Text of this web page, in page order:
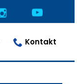
Kontakt